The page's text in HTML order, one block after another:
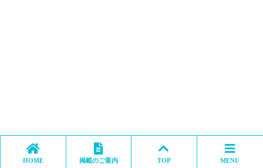
HOME 掲載のご案内 TOP MENU